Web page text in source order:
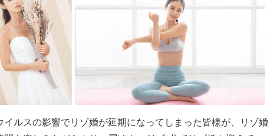
ルスの影響でリゾ婚が延期になってしまった皆様が、リゾ婚